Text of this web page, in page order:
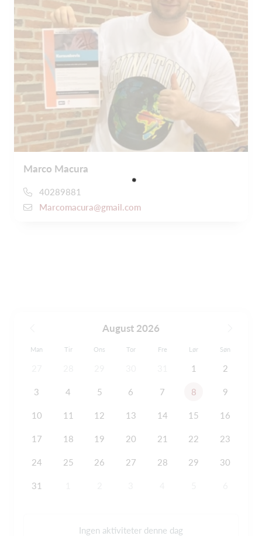
Marco Macura
40289881
Marcomacura@gmail.com
August 2026
Man Tir Ons Tor Fre Lør Søn
1 2
3 4 5 6 7 8 9
10 11 12 13 14 15 16
17 18 19 20 21 22 23
24 25 26 27 28 29 30
31
Ingen aktiviteter denne dag